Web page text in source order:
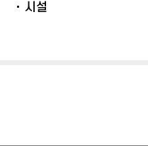
시설